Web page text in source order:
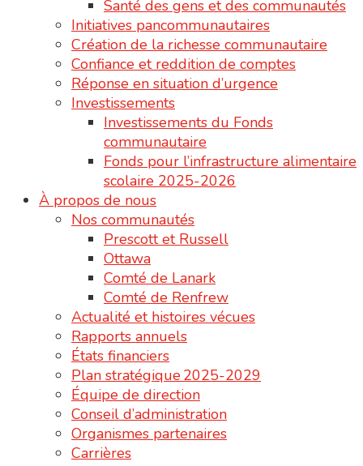
Santé des gens et des communautés
Initiatives pancommunautaires
Création de la richesse communautaire
Confiance et reddition de comptes
Réponse en situation d’urgence
Investissements
Investissements du Fonds
communautaire
Fonds pour l’infrastructure alimentaire
scolaire 2025-2026
À propos de nous
Nos communautés
Prescott et Russell
Ottawa
Comté de Lanark
Comté de Renfrew
Actualité et histoires vécues
Rapports annuels
États financiers
Plan stratégique 2025-2029
Équipe de direction
Conseil d’administration
Organismes partenaires
Carrières